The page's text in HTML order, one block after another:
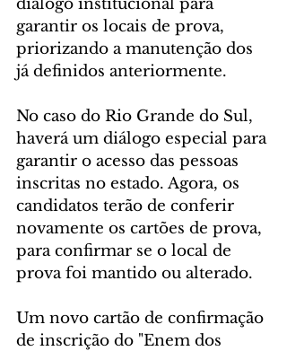
diálogo institucional para
garantir os locais de prova,
priorizando a manutenção dos
já definidos anteriormente.
No caso do Rio Grande do Sul,
haverá um diálogo especial para
garantir o acesso das pessoas
inscritas no estado. Agora, os
candidatos terão de conferir
novamente os cartões de prova,
para confirmar se o local de
prova foi mantido ou alterado.
Um novo cartão de confirmação
de inscrição do "Enem dos